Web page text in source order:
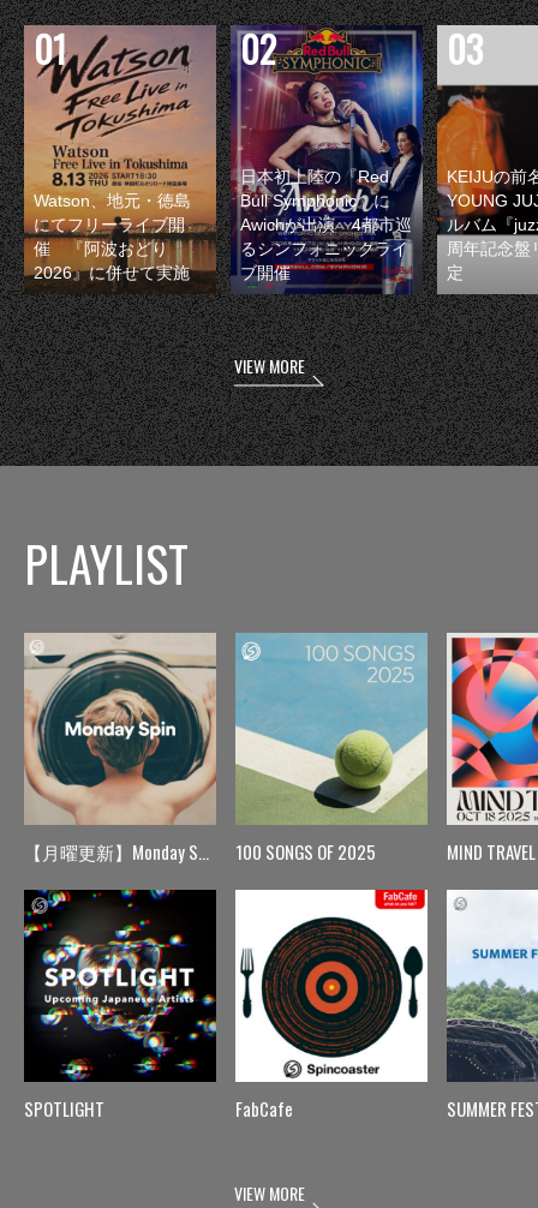
Watson、地元・徳島
にてフリーライブ開
催 『阿波おどり
2026』に併せて実施
日本初上陸の『Red
Bull Symphonic』に
Awichが出演 4都市巡
るシンフォニックライ
ブ開催
KEIJUの前
YOUNG
ルバム『
周年記念盤
定
VIEW MORE
PLAYLIST
【月曜更新】Monday Spin
SPOTLIGHT
100 SONGS OF 2025
FabCafe
MIND TRAVEL
SUMMER
VIEW MORE